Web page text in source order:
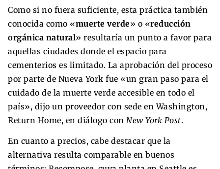
Como si no fuera suficiente, esta práctica también
conocida como «muerte verde» o «reducción
orgánica natural» resultaría un punto a favor para
aquellas ciudades donde el espacio para
cementerios es limitado. La aprobación del proceso
por parte de Nueva York fue «un gran paso para el
cuidado de la muerte verde accesible en todo el
país», dijo un proveedor con sede en Washington,
Return Home, en diálogo con New York Post.
En cuanto a precios, cabe destacar que la
alternativa resulta comparable en buenos